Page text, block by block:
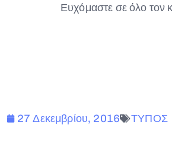
Ευχόμαστε σε όλο τον
27 Δεκεμβρίου, 2016 ΤΥΠΟΣ